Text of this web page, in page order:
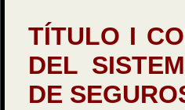
TÍTULO I
DEL
DE